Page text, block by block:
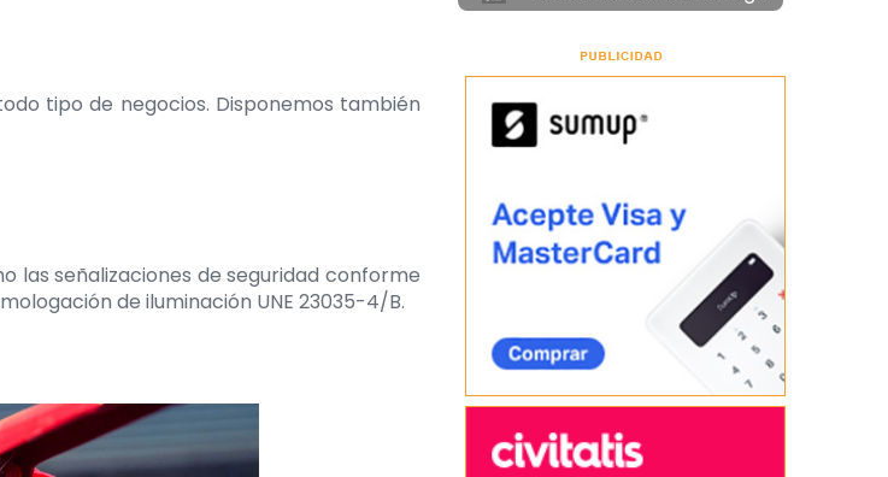
tipo de negocios. Disponemos también
las señalizaciones de seguridad conforme
de iluminación UNE 23035-4/B.